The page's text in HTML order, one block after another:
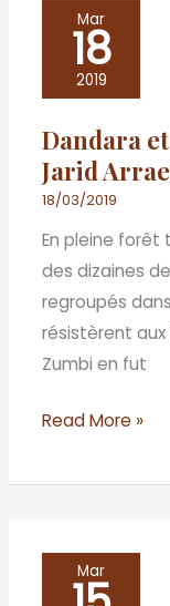
Mar
18
2019
Dandara
Jarid
18/03/2019
En pleine forêt
des dizaines
regroupés
résistèrent
Zumbi en fut
Dandara
libres
–
Jarid
Arraes
Read More »
Mar
NJINGA